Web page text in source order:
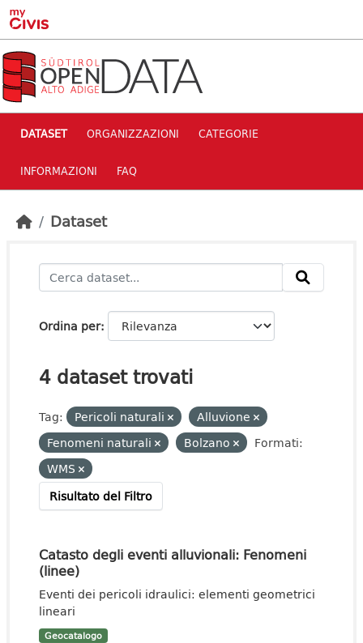
Skip to main content
DATASET ORGANIZZAZIONI CATEGORIE
INFORMAZIONI FAQ
Dataset
Ordina per
4 dataset trovati
Tag: Pericoli naturali
Alluvione
Fenomeni naturali
Bolzano
Formati:
WMS
Risultato del Filtro
Catasto degli eventi alluvionali: Fenomeni
(linee)
Eventi dei pericoli idraulici: elementi geometrici
lineari
Geocatalogo